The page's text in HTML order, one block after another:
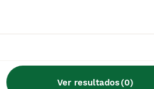
Ver resultados(0)